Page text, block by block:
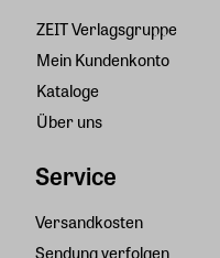
ZEIT Verlagsgruppe
Mein Kundenkonto
Kataloge
Über uns
Service
Versandkosten
Sendung verfolgen